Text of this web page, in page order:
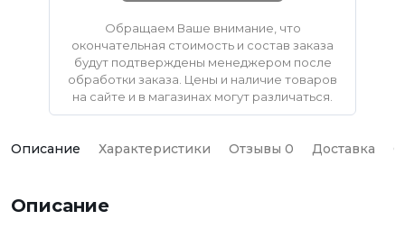
Обращаем Ваше внимание, что
окончательная стоимость и состав заказа
будут подтверждены менеджером после
обработки заказа. Цены и наличие товаров
на сайте и в магазинах могут различаться.
Описание Характеристики Отзывы 0 Доставка
Описание